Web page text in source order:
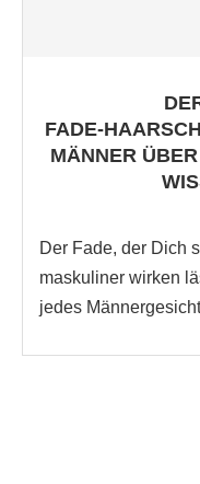
MÄNNER
Der Fade, der Dich
maskuliner wirken
jedes